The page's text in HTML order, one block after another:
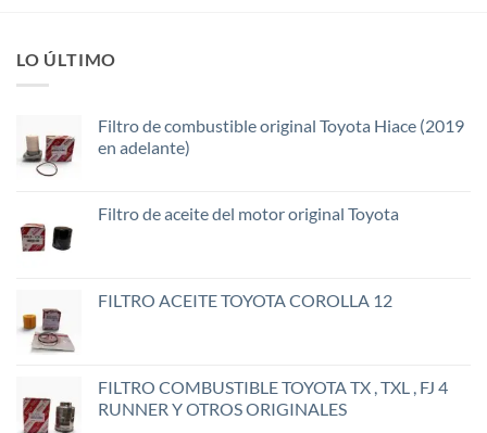
LO ÚLTIMO
Filtro de combustible original Toyota Hiace (2019
en adelante)
Filtro de aceite del motor original Toyota
FILTRO ACEITE TOYOTA COROLLA 12
FILTRO COMBUSTIBLE TOYOTA TX , TXL , FJ 4
RUNNER Y OTROS ORIGINALES